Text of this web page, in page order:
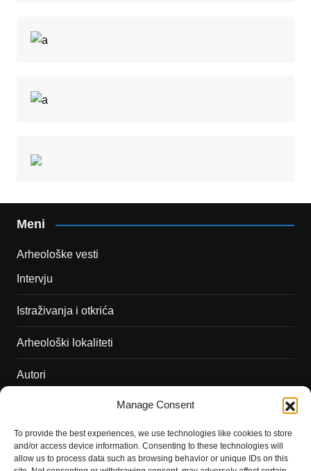
Manage Consent
To provide the best experiences, we use technologies like cookies to store
and/or access device information. Consenting to these technologies will
allow us to process data such as browsing behavior or unique IDs on this
Meni
Arheološke vesti
Intervju
Istraživanja i otkrića
Arheološki lokaliteti
Autori
Dešavanja